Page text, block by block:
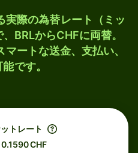
際の為替レート（ミッ
BRLからCHFに両替。
ートな送金、支払い、
です。
トレート
0.1590 CHF